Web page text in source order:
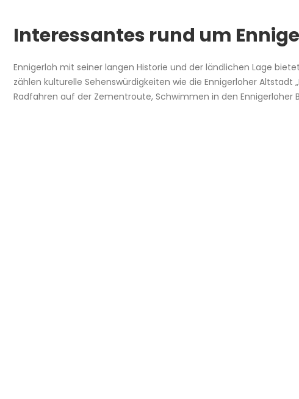
Interessantes rund um
Ennigerloh mit seiner langen Historie und der ländlichen Lage
zählen kulturelle Sehenswürdigkeiten wie die Ennigerloher Altstadt
Radfahren auf der Zementroute, Schwimmen in den Ennigerloher